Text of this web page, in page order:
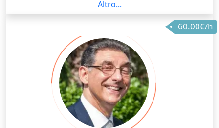
insegnamento che ho già avuto modo di praticare nel
corso degli anni.
Altro...
60.00€/h